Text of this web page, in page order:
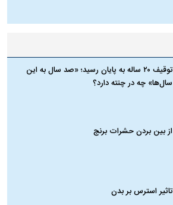
توقیف ۲۰ ساله به پایان رسید؛ «صد سال به این
سال‌ها» چه در چنته دارد؟
از بین بردن حشرات برنج
تاثیر استرس بر بدن